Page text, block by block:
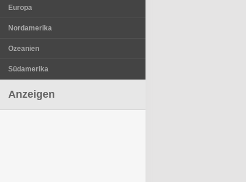
Europa
Nordamerika
Ozeanien
Südamerika
Anzeigen